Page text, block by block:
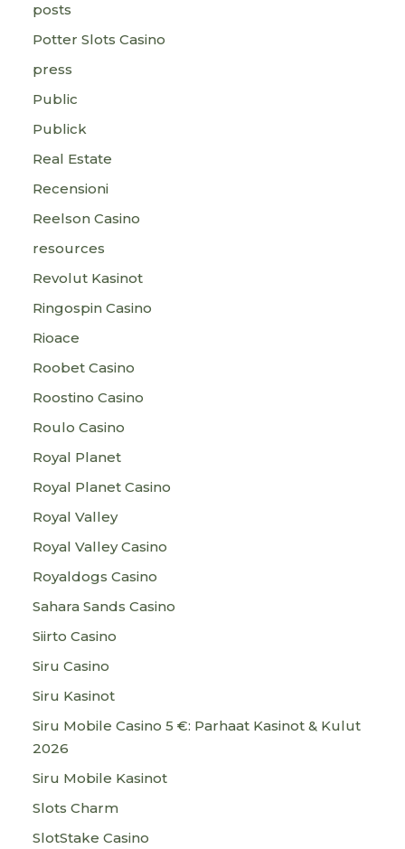
posts
Potter Slots Casino
press
Public
Publick
Real Estate
Recensioni
Reelson Casino
resources
Revolut Kasinot
Ringospin Casino
Rioace
Roobet Casino
Roostino Casino
Roulo Casino
Royal Planet
Royal Planet Casino
Royal Valley
Royal Valley Casino
Royaldogs Casino
Sahara Sands Casino
Siirto Casino
Siru Casino
Siru Kasinot
Siru Mobile Casino 5 €: Parhaat Kasinot & Kulut
2026
Siru Mobile Kasinot
Slots Charm
SlotStake Casino